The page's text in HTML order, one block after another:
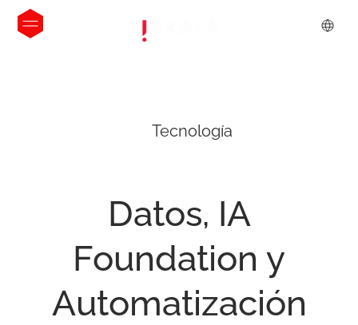
Tecnología
Datos, IA
Foundation y
Automatización